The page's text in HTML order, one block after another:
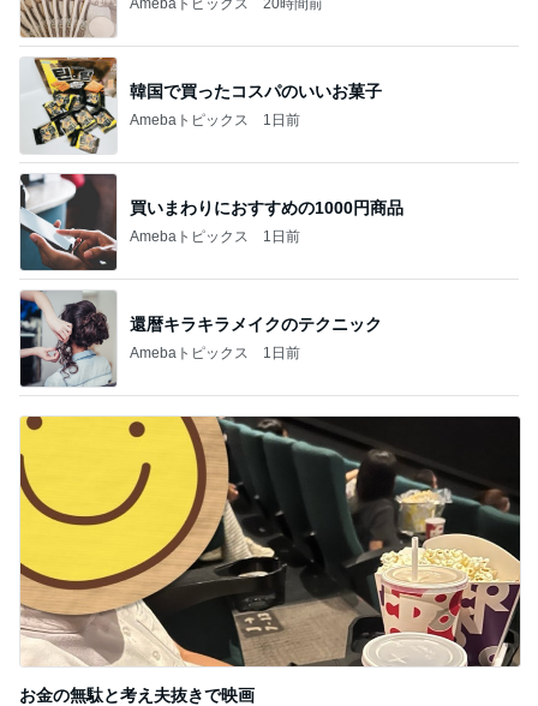
韓国で買ったコスパのいいお菓子
Amebaトピックス 1日前
買いまわりにおすすめの1000円商品
Amebaトピックス 1日前
還暦キラキラメイクのテクニック
Amebaトピックス 1日前
お金の無駄と考え夫抜きで映画